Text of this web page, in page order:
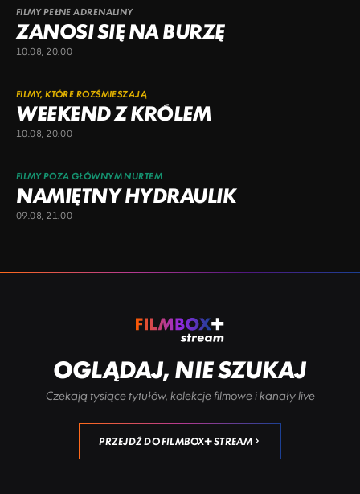
FILMY PEŁNE ADRENALINY
ZANOSI SIĘ NA BURZĘ
10.08, 20:00
FILMY, KTÓRE ROZŚMIESZAJĄ
WEEKEND Z KRÓLEM
10.08, 20:00
FILMY POZA GŁÓWNYM NURTEM
NAMIĘTNY HYDRAULIK
09.08, 21:00
OGLĄDAJ, NIE SZUKAJ
Czekają tysiące tytułów, kolekcje filmowe i kanały live
PRZEJDŹ DO FILMBOX+ STREAM